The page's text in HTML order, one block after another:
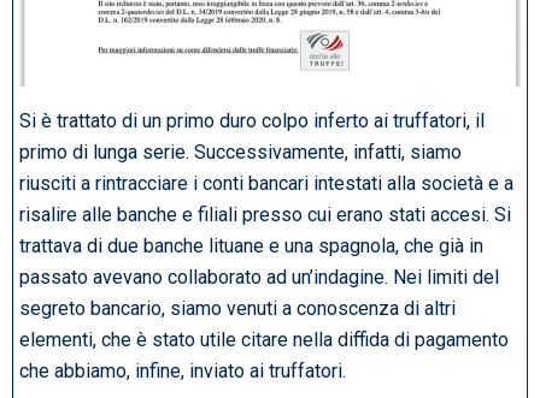
Si è trattato di un primo duro colpo inferto ai truffatori, il
primo di lunga serie. Successivamente, infatti, siamo
riusciti a rintracciare i conti bancari intestati alla società e a
risalire alle banche e filiali presso cui erano stati accesi. Si
trattava di due banche lituane e una spagnola, che già in
passato avevano collaborato ad un’indagine. Nei limiti del
segreto bancario, siamo venuti a conoscenza di altri
elementi, che è stato utile citare nella diffida di pagamento
che abbiamo, infine, inviato ai truffatori.